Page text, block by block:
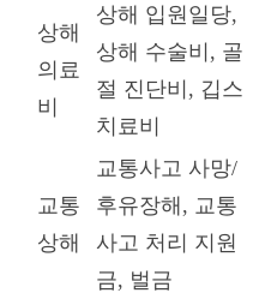
상해
의료
비
상해 입원일당,
상해 수술비, 골
절 진단비, 깁스
치료비
교통
상해
교통사고 사망/
후유장해, 교통
사고 처리 지원
금, 벌금